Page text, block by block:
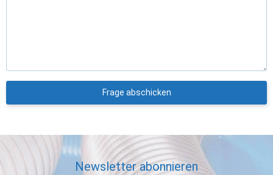
Frage abschicken
Newsletter abonnieren